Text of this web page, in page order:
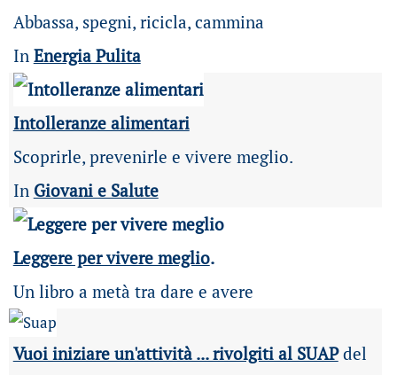
Abbassa, spegni, ricicla, cammina
In Energia Pulita
Intolleranze alimentari
Scoprirle, prevenirle e vivere meglio.
In Giovani e Salute
Leggere per vivere meglio.
Un libro a metà tra dare e avere
Vuoi iniziare un'attività ... rivolgiti al SUAPdel